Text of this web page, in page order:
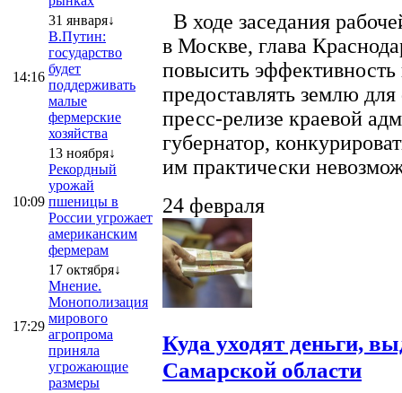
14:16
31 января↓
В.Путин:
государство
будет
поддерживать
малые
фермерские
хозяйства
10:09
13 ноября↓
Рекордный
урожай
пшеницы в
России угрожает
американским
фермерам
17:29
17 октября↓
Мнение.
Монополизация
мирового
агропрома
приняла
угрожающие
размеры
В ходе заседания
в Москве, глава
повысить эффективность
предоставлять землю
пресс-релизе краевой
губернатор,
им практически
24 февраля
Куда уходят деньги,
Самарской области